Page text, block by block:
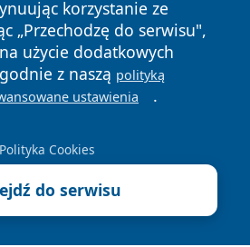
korzystanie ze
„Przechodzę do serwisu",
użycie dodatkowych
z naszą polityką
ustawienia .
Polityka Cookies
do serwisu
Polityka
Cookies